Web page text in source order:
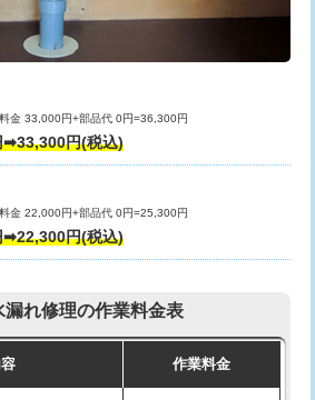
管工事/3ｍ超
め戻し作業）
満）
）
さ10㎝まで）
㎝超え） 38,500円
ど（軽作業）
処理・清掃・修
ど（中作業）
処理・清掃・修
など（重作業）
33,000円
金 33,000円+部品代 0円=36,300円
➡33,300円(税込)
金 22,000円+部品代 0円=25,300円
➡22,300円(税込)
れ修理の作業料金表
作業料金